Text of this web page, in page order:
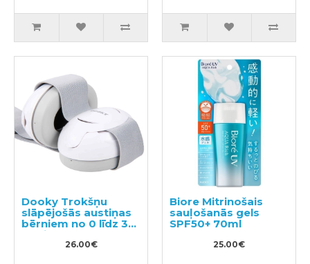
Dooky Trokšņu
slāpējošās austiņas
bērniem no 0 līdz 3
gadiem
26.00€
Biore Mitrinošais
sauļošanās gels
SPF50+ 70ml
25.00€